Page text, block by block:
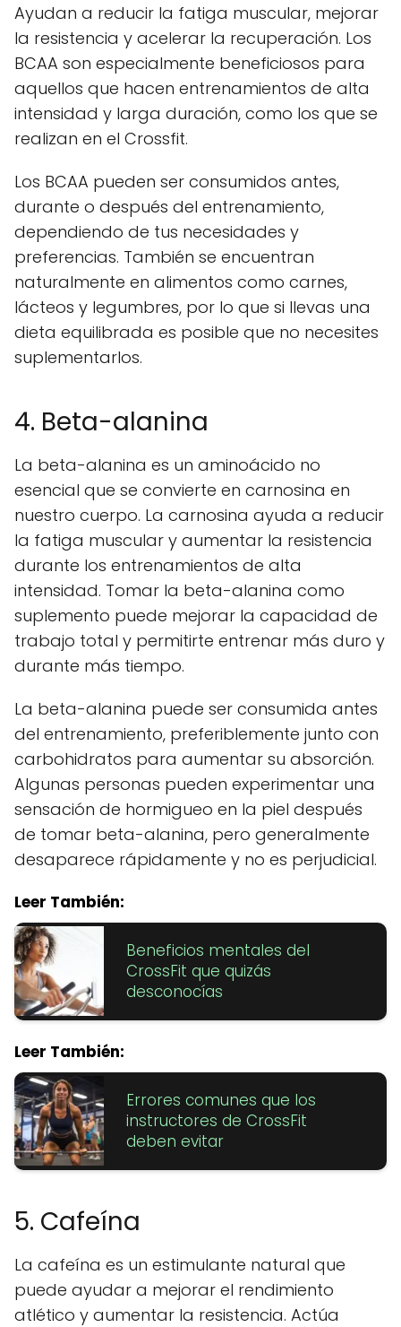
Ayudan a reducir la fatiga muscular, mejorar
la resistencia y acelerar la recuperación. Los
BCAA son especialmente beneficiosos para
aquellos que hacen entrenamientos de alta
intensidad y larga duración, como los que se
realizan en el Crossfit.
Los BCAA pueden ser consumidos antes,
durante o después del entrenamiento,
dependiendo de tus necesidades y
preferencias. También se encuentran
naturalmente en alimentos como carnes,
lácteos y legumbres, por lo que si llevas una
dieta equilibrada es posible que no necesites
suplementarlos.
4. Beta-alanina
La beta-alanina es un aminoácido no
esencial que se convierte en carnosina en
nuestro cuerpo. La carnosina ayuda a reducir
la fatiga muscular y aumentar la resistencia
durante los entrenamientos de alta
intensidad. Tomar la beta-alanina como
suplemento puede mejorar la capacidad de
trabajo total y permitirte entrenar más duro y
durante más tiempo.
La beta-alanina puede ser consumida antes
del entrenamiento, preferiblemente junto con
carbohidratos para aumentar su absorción.
Algunas personas pueden experimentar una
sensación de hormigueo en la piel después
de tomar beta-alanina, pero generalmente
desaparece rápidamente y no es perjudicial.
Leer También:
Beneficios mentales del
CrossFit que quizás
desconocías
Leer También:
Errores comunes que los
instructores de CrossFit
deben evitar
5. Cafeína
La cafeína es un estimulante natural que
puede ayudar a mejorar el rendimiento
atlético y aumentar la resistencia. Actúa